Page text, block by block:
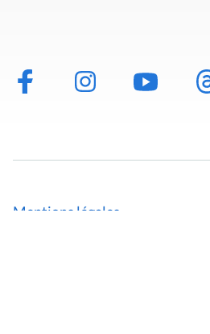
Mentions légales